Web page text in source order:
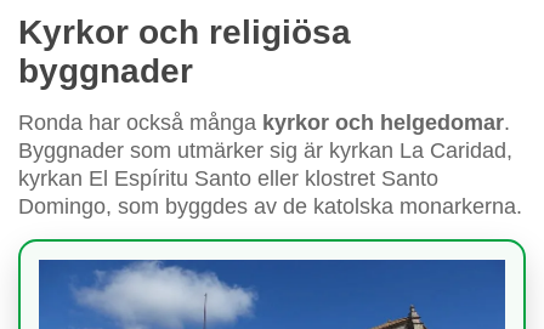
Kyrkor och religiösa
byggnader
Ronda har också många kyrkor och helgedomar.
Byggnader som utmärker sig är kyrkan La Caridad,
kyrkan El Espíritu Santo eller klostret Santo
Domingo, som byggdes av de katolska monarkerna.